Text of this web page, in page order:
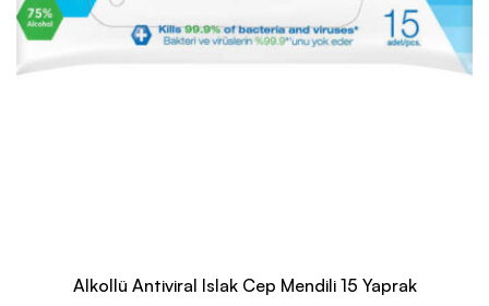
Alkollü Antiviral Islak Cep Mendili 15 Yaprak